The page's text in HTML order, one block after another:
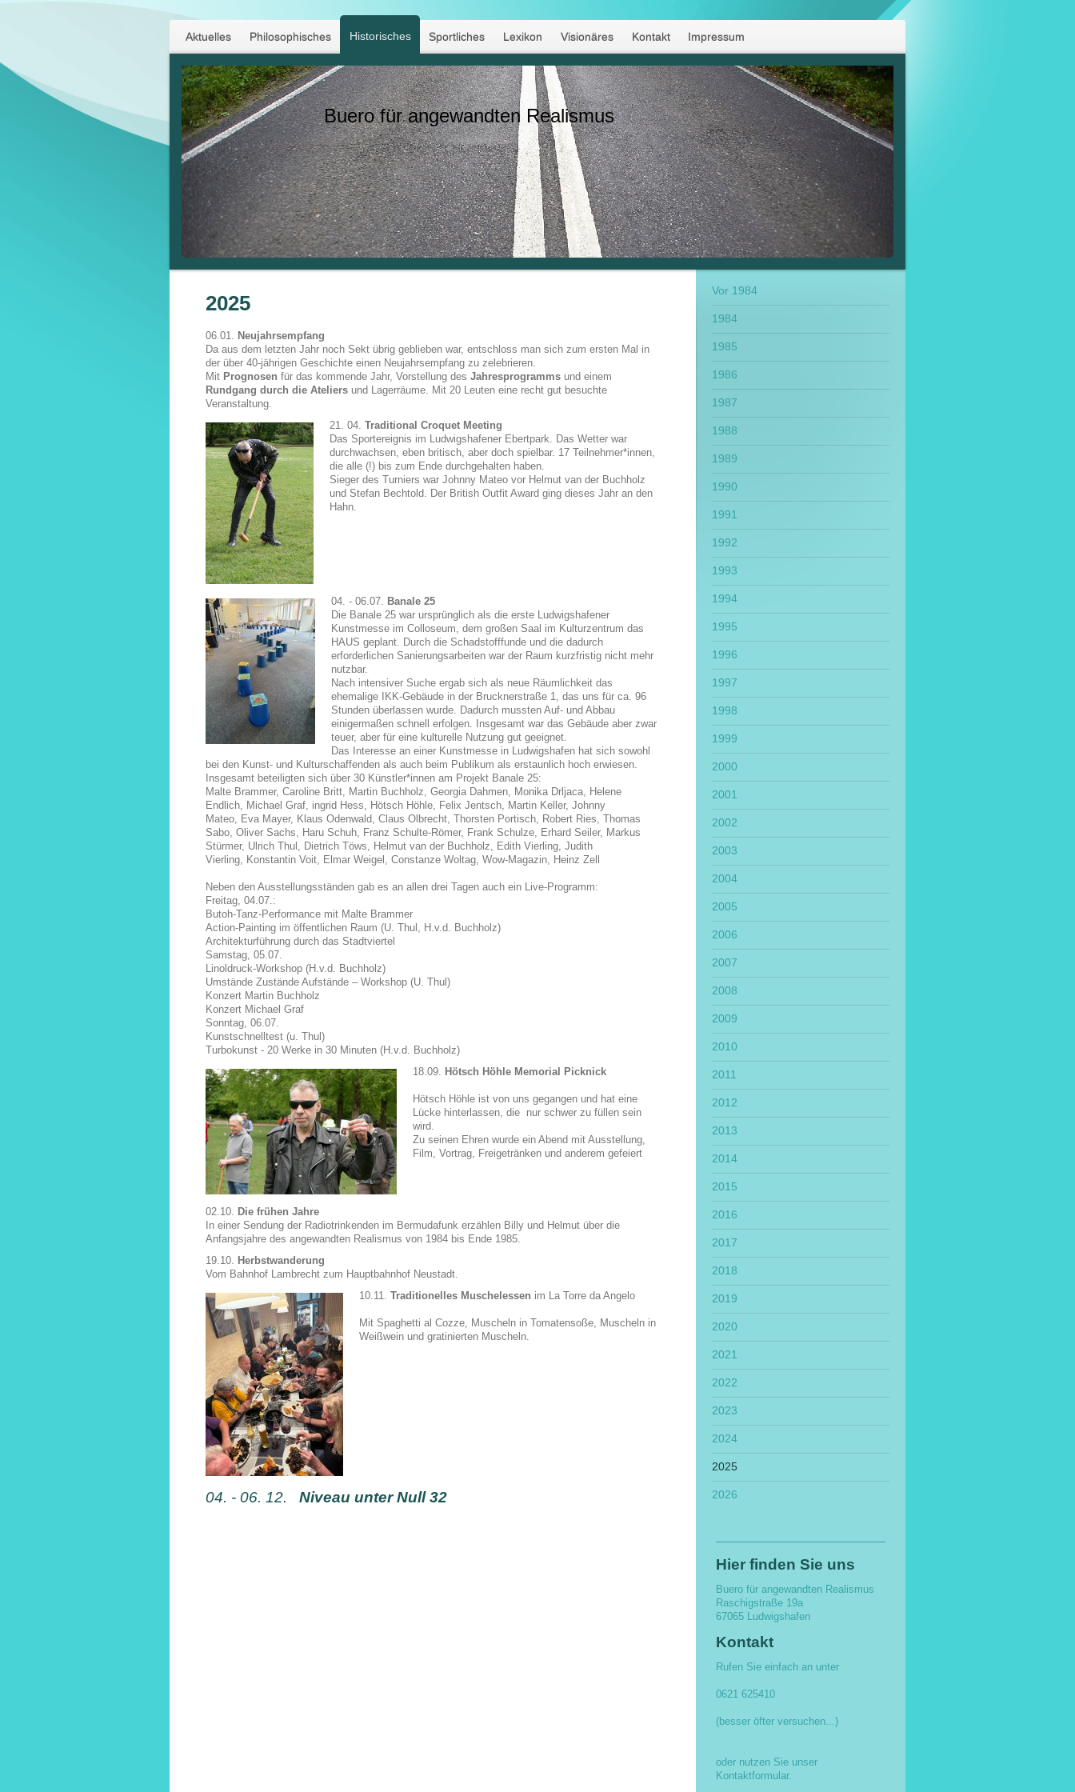
Aktuelles Philosophisches Historisches Sportliches Lexikon Visionäres Kontakt Impressum
Buero für angewandten Realismus
2025
06.01.
Neujahrsempfang
Da aus dem letzten Jahr noch Sekt übrig geblieben war, entschloss man sich zum ersten Mal in
der über 40-jährigen Geschichte einen Neujahrsempfang zu zelebrieren.
Mit Prognosen für das kommende Jahr, Vorstellung des Jahresprogramms und einem
Rundgang durch die Ateliers und Lagerräume. Mit 20 Leuten eine recht gut besuchte
Veranstaltung.
21. 04. Traditional Croquet Meeting
Das Sportereignis im Ludwigshafener Ebertpark. Das Wetter war
durchwachsen, eben britisch, aber doch spielbar. 17 Teilnehmer*innen,
die alle (!) bis zum Ende durchgehalten haben.
Sieger des Turniers war Johnny Mateo vor Helmut van der Buchholz
und Stefan Bechtold. Der British Outfit Award ging dieses Jahr an den
Hahn.
04. - 06.07.
Banale 25
Die Banale 25 war ursprünglich als die erste Ludwigshafener
Kunstmesse im Colloseum, dem großen Saal im Kulturzentrum das
HAUS geplant. Durch die Schadstofffunde und die dadurch
erforderlichen Sanierungsarbeiten war der Raum kurzfristig nicht mehr
nutzbar.
Nach intensiver Suche ergab sich als neue Räumlichkeit das
ehemalige IKK-Gebäude in der Brucknerstraße 1, das uns für ca. 96
Stunden überlassen wurde. Dadurch mussten Auf- und Abbau
einigermaßen schnell erfolgen. Insgesamt war das Gebäude aber zwar
teuer, aber für eine kulturelle Nutzung gut geeignet.
Das Interesse an einer Kunstmesse in Ludwigshafen hat sich sowohl
bei den Kunst- und Kulturschaffenden als auch beim Publikum als erstaunlich hoch erwiesen.
Insgesamt beteiligten sich über 30 Künstler*innen am Projekt Banale 25:
Malte Brammer, Caroline Britt, Martin Buchholz, Georgia Dahmen, Monika Drljaca, Helene
Endlich, Michael Graf, ingrid Hess, Hötsch Höhle, Felix Jentsch, Martin Keller, Johnny
Mateo, Eva Mayer, Klaus Odenwald, Claus Olbrecht, Thorsten Portisch, Robert Ries, Thomas
Sabo, Oliver Sachs, Haru Schuh, Franz Schulte-Römer, Frank Schulze, Erhard Seiler, Markus
Stürmer, Ulrich Thul, Dietrich Töws, Helmut van der Buchholz, Edith Vierling, Judith
Vierling, Konstantin Voit, Elmar Weigel, Constanze Woltag, Wow-Magazin, Heinz Zell
Neben den Ausstellungsständen gab es an allen drei Tagen auch ein Live-Programm:
Freitag, 04.07.:
Butoh-Tanz-Performance mit Malte Brammer
Action-Painting im öffentlichen Raum (U. Thul, H.v.d. Buchholz)
Architekturführung durch das Stadtviertel
Samstag, 05.07.
Linoldruck-Workshop (H.v.d. Buchholz)
Umstände Zustände Aufstände – Workshop (U. Thul)
Konzert Martin Buchholz
Konzert Michael Graf
Sonntag, 06.07.
Kunstschnelltest (u. Thul)
Turbokunst - 20 Werke in 30 Minuten (H.v.d. Buchholz)
18.09.
Hötsch Höhle Memorial Picknick
Hötsch Höhle ist von uns gegangen und hat eine
Lücke hinterlassen, die nur schwer zu füllen sein
wird.
Zu seinen Ehren wurde ein Abend mit Ausstellung,
Film, Vortrag, Freigetränken und anderem gefeiert
02.10.
Die frühen Jahre
In einer Sendung der Radiotrinkenden im Bermudafunk erzählen Billy und Helmut über die
Anfangsjahre des angewandten Realismus von 1984 bis Ende 1985.
19.10.
Herbstwanderung
Vom Bahnhof Lambrecht zum Hauptbahnhof Neustadt.
10.11. Traditionelles Muschelessen im La Torre da Angelo
Mit Spaghetti al Cozze, Muscheln in Tomatensoße, Muscheln in
Weißwein und gratinierten Muscheln.
04. - 06. 12. Niveau unter Null 32
Vor 1984
1984
1985
1986
1987
1988
1989
1990
1991
1992
1993
1994
1995
1996
1997
1998
1999
2000
2001
2002
2003
2004
2005
2006
2007
2008
2009
2010
2011
2012
2013
2014
2015
2016
2017
2018
2019
2020
2021
2022
2023
2024
2025
2026
Hier finden Sie uns
Buero für angewandten Realismus
Raschigstraße 19a
67065 Ludwigshafen
Kontakt
Rufen Sie einfach an unter
0621 625410
(besser öfter versuchen...)
oder nutzen Sie unser
Kontaktformular.